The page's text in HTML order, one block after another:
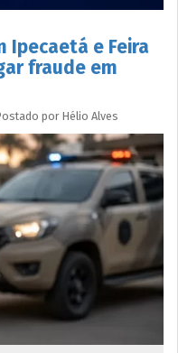
Ipecaetá e Feira
fraude em
porHélio Alves